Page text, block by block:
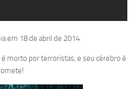
em 18 de abril de 2014
morto por terroristas, e seu cérebro é